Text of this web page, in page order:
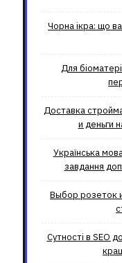
Чорна ікра: що
Для
Доставка
и деньги
Українська
завдання
Выбор розеток
Сутності в SEO